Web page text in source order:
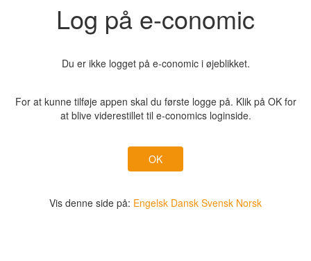
Log på e-conomic
Du er ikke logget på e-conomic i øjeblikket.
For at kunne tilføje appen skal du første logge på. Klik på OK for
at blive viderestillet til e-conomics loginside.
Vis denne side på: Engelsk Dansk Svensk Norsk